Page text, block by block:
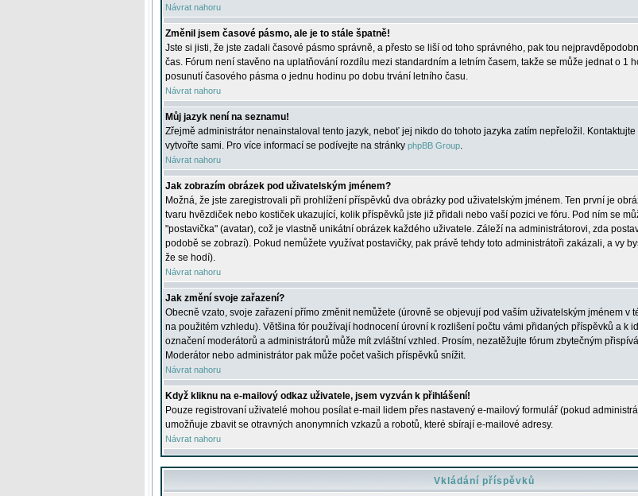
Návrat nahoru
Změnil jsem časové pásmo, ale je to stále špatně!
Jste si jisti, že jste zadali časové pásmo správně, a přesto se liší od toho správného, pak tou
čas. Fórum není stavěno na uplatňování rozdílu mezi standardním a letním časem, takže se může jednat o 1
posunutí časového pásma o jednu hodinu po dobu trvání letního času.
Návrat nahoru
Můj jazyk není na seznamu!
Zřejmě administrátor nenainstaloval tento jazyk, neboť jej nikdo do tohoto jazyka zatím nepřeložil.
vytvořte sami. Pro více informací se podívejte na stránky phpBB Group.
Návrat nahoru
Jak zobrazím obrázek pod uživatelským jménem?
Možná, že jste zaregistrovali při prohlížení příspěvků dva obrázky pod uživatelským jménem. Ten první je
tvaru hvězdiček nebo kostiček ukazující, kolik příspěvků jste již přidali nebo vaší pozici ve fóru. Pod ním se
"postavička" (avatar), což je vlastně unikátní obrázek každého uživatele. Záleží na administrátorovi, zda
podobě se zobrazí). Pokud nemůžete využívat postavičky, pak právě tehdy toto administrátoři zakázali, a vy
že se hodí).
Návrat nahoru
Jak změní svoje zařazení?
Obecně vzato, svoje zařazení přímo změnit nemůžete (úrovně se objevují pod vaším uživatelským jménem v
na použitém vzhledu). Většina fór používají hodnocení úrovní k rozlišení počtu vámi přidaných příspěvků a k
označení moderátorů a administrátorů může mít zvláštní vzhled. Prosím, nezatěžujte fórum zbytečným
Moderátor nebo administrátor pak může počet vašich příspěvků snížit.
Návrat nahoru
Když kliknu na e-mailový odkaz uživatele, jsem vyzván k přihlášení!
Pouze registrovaní uživatelé mohou posílat e-mail lidem přes nastavený e-mailový formulář (pokud
umožňuje zbavit se otravných anonymních vzkazů a robotů, které sbírají e-mailové adresy.
Návrat nahoru
Vkládání příspěvků